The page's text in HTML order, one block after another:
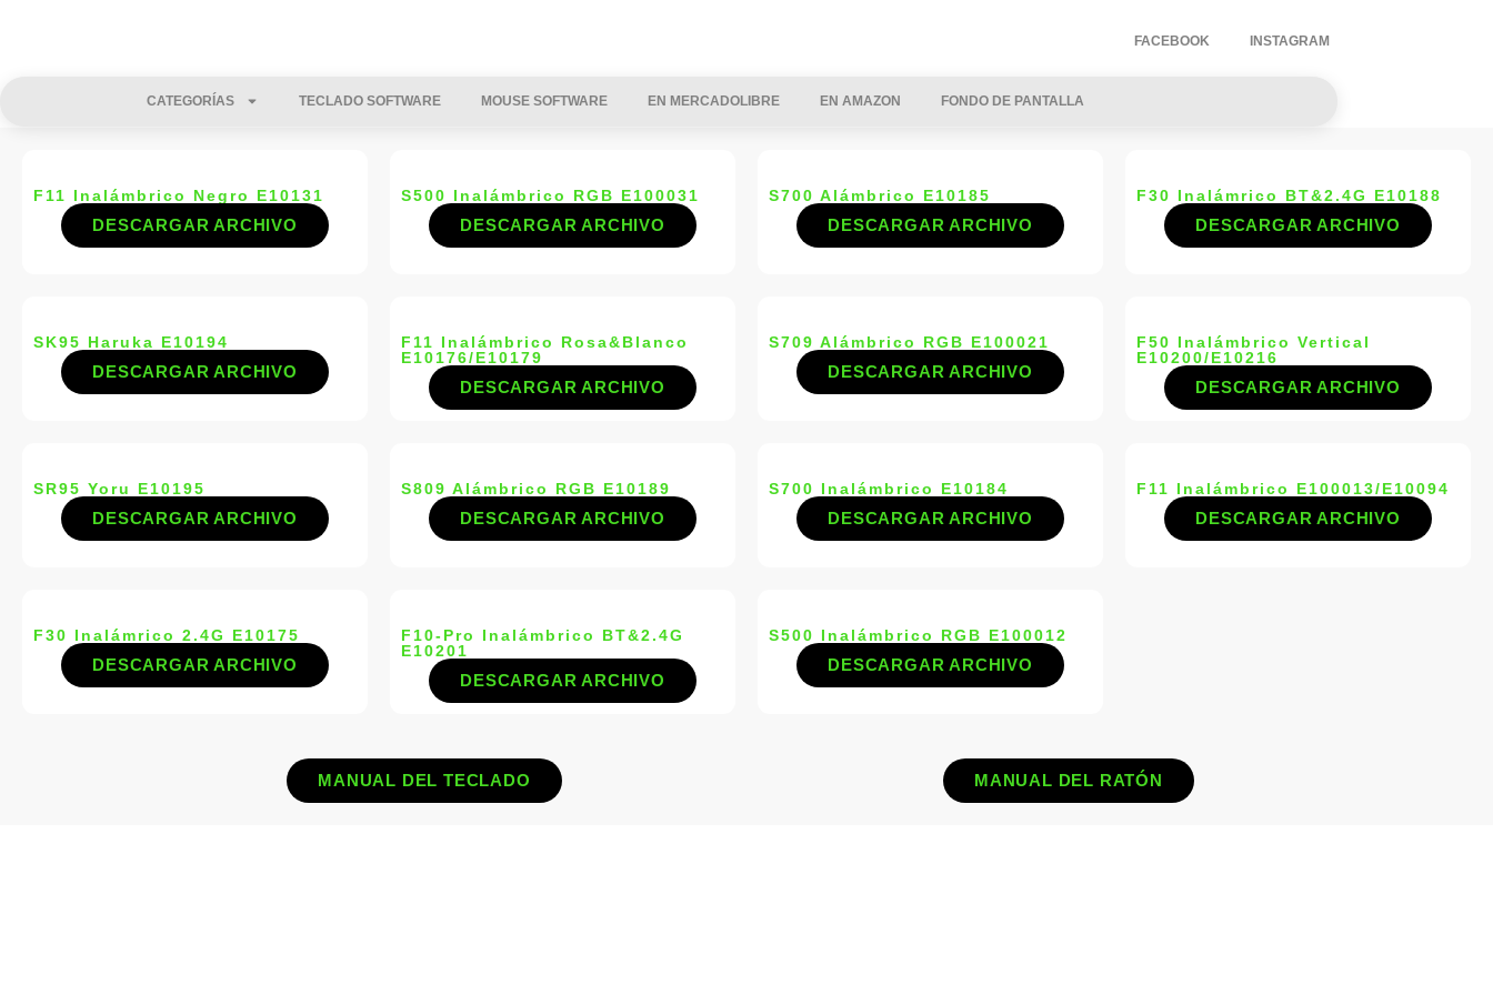
FACEBOOK INSTAGRAM
CATEGORÍAS TECLADO SOFTWARE MOUSE SOFTWARE EN MERCADOLIBRE EN AMAZON FONDO DE PANTALLA
F11 Inalámbrico Negro E10131
DESCARGAR ARCHIVO
S500 Inalámbrico RGB E100031
DESCARGAR ARCHIVO
S700 Alámbrico E10185
DESCARGAR ARCHIVO
F30 Inalámrico BT&2.4G E10188
DESCARGAR ARCHIVO
SK95 Haruka E10194
DESCARGAR ARCHIVO
F11 Inalámbrico Rosa&Blanco
E10176/E10179
DESCARGAR ARCHIVO
S709 Alámbrico RGB E100021
DESCARGAR ARCHIVO
F50 Inalámbrico Vertical
E10200/E10216
DESCARGAR ARCHIVO
SR95 Yoru E10195
DESCARGAR ARCHIVO
S809 Alámbrico RGB E10189
DESCARGAR ARCHIVO
S700 Inalámbrico E10184
DESCARGAR ARCHIVO
F11 Inalámbrico E100013/E10094
DESCARGAR ARCHIVO
F30 Inalámrico 2.4G E10175
DESCARGAR ARCHIVO
F10-Pro Inalámbrico BT&2.4G
E10201
DESCARGAR ARCHIVO
S500 Inalámbrico RGB E100012
DESCARGAR ARCHIVO
MANUAL DEL TECLADO MANUAL DEL RATÓN